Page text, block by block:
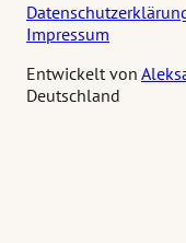
Impressum
Entwickelt von
Deutschland